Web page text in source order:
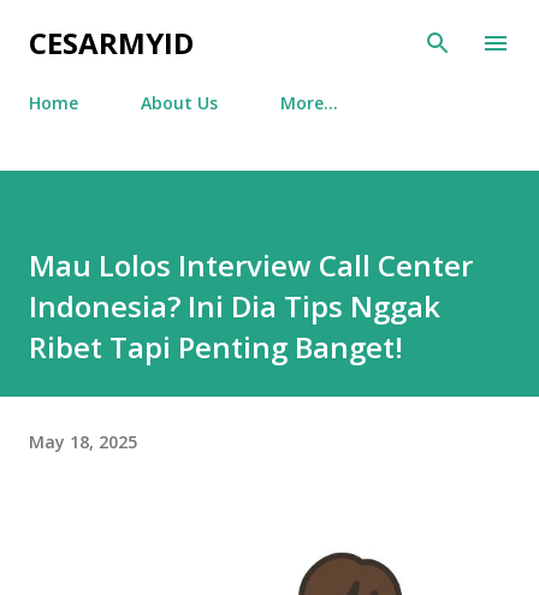
Skip to main content
CESARMYID
Home About Us More…
Mau Lolos Interview Call Center
Indonesia? Ini Dia Tips Nggak
Ribet Tapi Penting Banget!
May 18, 2025